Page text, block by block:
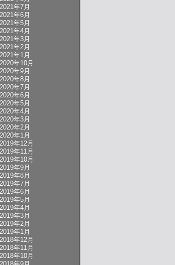
2021年7月
2021年6月
2021年5月
2021年4月
2021年3月
2021年2月
2021年1月
2020年10月
2020年9月
2020年8月
2020年7月
2020年6月
2020年5月
2020年4月
2020年3月
2020年2月
2020年1月
2019年12月
2019年11月
2019年10月
2019年9月
2019年8月
2019年7月
2019年6月
2019年5月
2019年4月
2019年3月
2019年2月
2019年1月
2018年12月
2018年11月
2018年10月